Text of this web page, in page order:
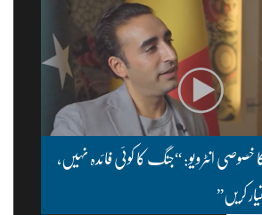
خصوصی انٹرویو: “جنگ کا کوئی فائدہ نہیں،
کریں”